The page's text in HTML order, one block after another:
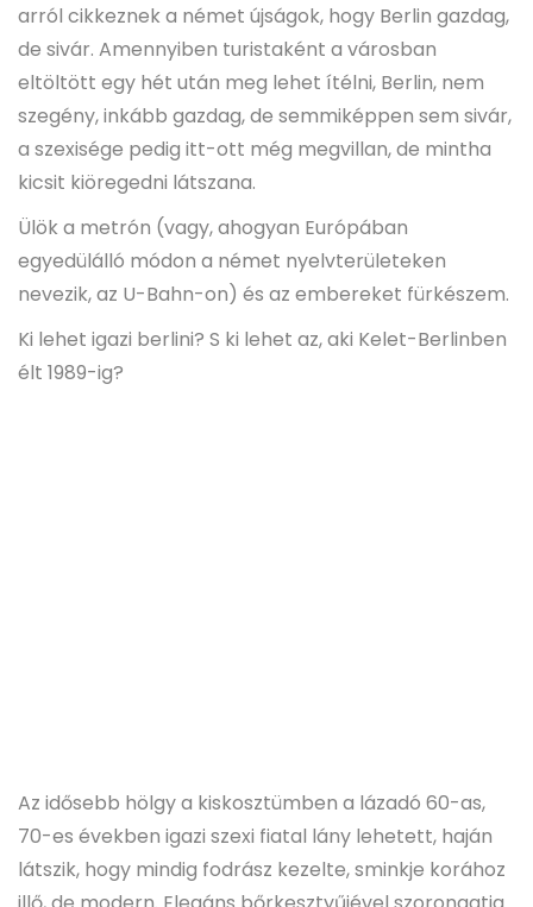
arról cikkeznek a német újságok, hogy Berlin gazdag,
de sivár. Amennyiben turistaként a városban
eltöltött egy hét után meg lehet ítélni, Berlin, nem
szegény, inkább gazdag, de semmiképpen sem sivár,
a szexisége pedig itt-ott még megvillan, de mintha
kicsit kiöregedni látszana.
Ülök a metrón (vagy, ahogyan Európában
egyedülálló módon a német nyelvterületeken
nevezik, az U-Bahn-on) és az embereket fürkészem.
Ki lehet igazi berlini? S ki lehet az, aki Kelet-Berlinben
élt 1989-ig?
Az idősebb hölgy a kiskosztümben a lázadó 60-as,
70-es években igazi szexi fiatal lány lehetett, haján
látszik, hogy mindig fodrász kezelte, sminkje korához